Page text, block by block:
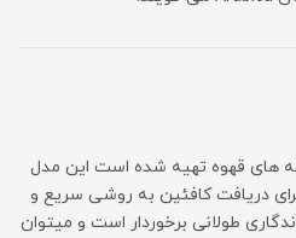
های قهوه تهیه شده است این مدل
دریافت کافئین به روشی سریع و
طولانی برخوردار است و میتوان